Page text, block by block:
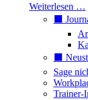
Weiterlesen …
⬛️
⬛️
Sage
Trainer-